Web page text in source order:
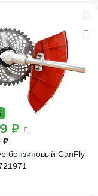
₽
₽
бензиновый CanFly